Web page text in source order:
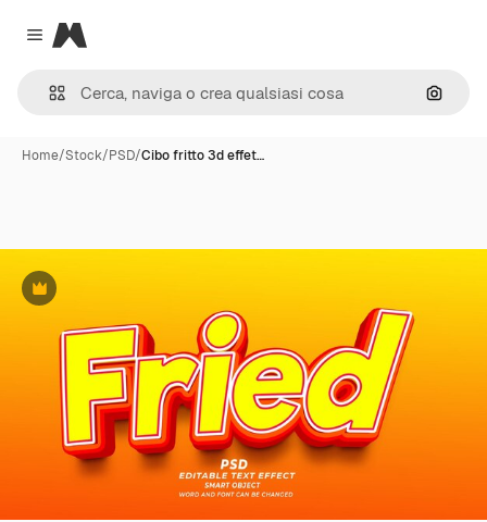
Close menu
Magnific
Cerca
Home/Stock/PSD/Cibo fritto 3d effet…
Premium